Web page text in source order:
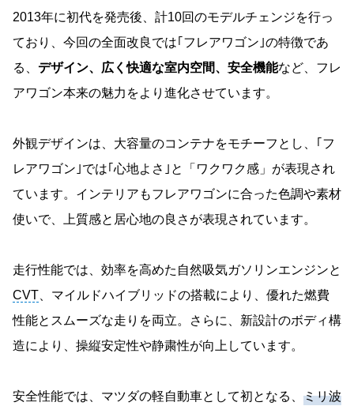
2013年に初代を発売後、計10回のモデルチェンジを行っ
ており、今回の全面改良では｢フレアワゴン｣の特徴であ
る、 デザイン、広く快適な室内空間、安全機能など、フレ
アワゴン本来の魅力をより進化させています。
外観デザインは、大容量のコンテナをモチーフとし、｢フ
レアワゴン｣では｢心地よさ｣と「ワクワク感」が表現され
ています。インテリアもフレアワゴンに合った色調や素材
使いで、上質感と居心地の良さが表現されています。
走行性能では、効率を高めた自然吸気ガソリンエンジンと
CVT 、マイルドハイブリッドの搭載により、優れた燃費
性能とスムーズな走りを両立。さらに、新設計のボディ構
造により、操縦安定性や静粛性が向上しています。
安全性能では、マツダの軽自動車として初となる、 ミリ波